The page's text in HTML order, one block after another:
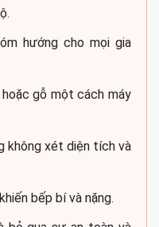
hướng cho mọi gia
gỗ một cách máy
không xét diện tích và
bếp bí và nặng.